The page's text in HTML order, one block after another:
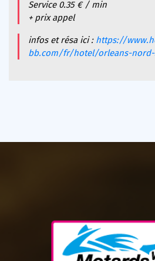
Service 0.35 € / min
+ prix appel
infos et résa ici : https://
bb.com/fr/hotel/orleans-nord-